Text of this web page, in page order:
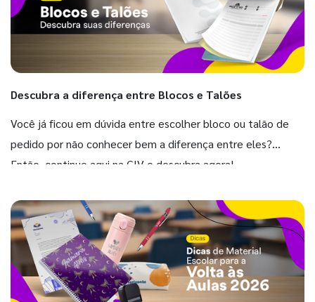
Descubra a diferença entre Blocos e Talões
Você já ficou em dúvida entre escolher bloco ou talão de
pedido por não conhecer bem a diferença entre eles?
Então, continue aqui na GIV e descubra agora!